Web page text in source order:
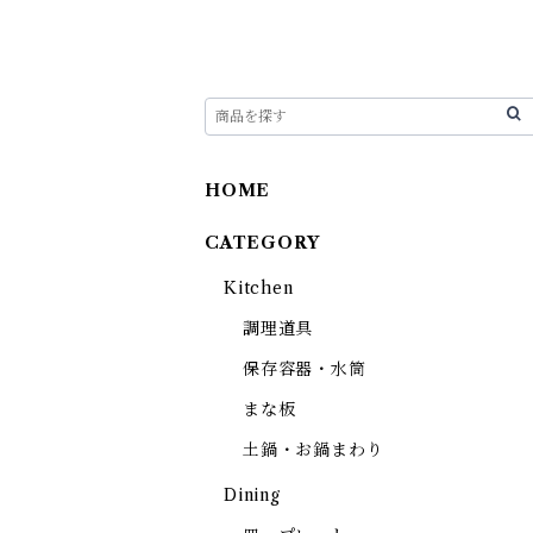
HOME
CATEGORY
Kitchen
調理道具
保存容器・水筒
まな板
土鍋・お鍋まわり
Dining